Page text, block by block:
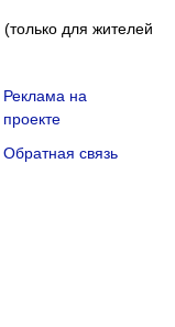
(только для жителей
Реклама на
проекте
Обратная связь